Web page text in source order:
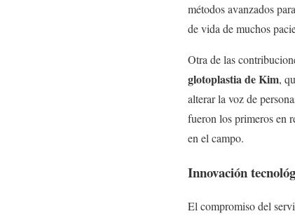
métodos avanzados
de vida de muchos
Otra de las
glotoplastia de Kim,
alterar la voz de
fueron los primeros en
en el campo.
Innovación
El compromiso del